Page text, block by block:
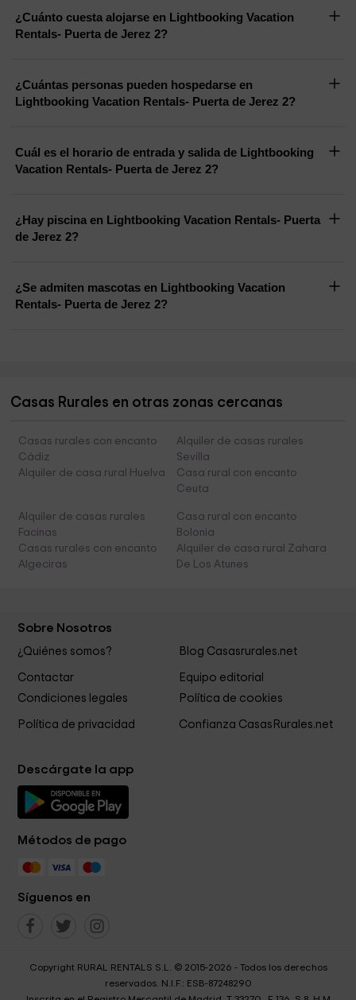
¿Cuánto cuesta alojarse en Lightbooking Vacation
Rentals- Puerta de Jerez 2?
¿Cuántas personas pueden hospedarse en
Lightbooking Vacation Rentals- Puerta de Jerez 2?
Cuál es el horario de entrada y salida de Lightbooking
Vacation Rentals- Puerta de Jerez 2?
¿Hay piscina en Lightbooking Vacation Rentals- Puerta
de Jerez 2?
¿Se admiten mascotas en Lightbooking Vacation
Rentals- Puerta de Jerez 2?
Casas Rurales en otras zonas cercanas
Casas rurales con encanto
Cádiz
Alquiler de casas rurales
Sevilla
Alquiler de casa rural Huelva
Casa rural con encanto
Ceuta
Alquiler de casas rurales
Facinas
Casa rural con encanto
Bolonia
Casas rurales con encanto
Algeciras
Alquiler de casa rural Zahara
De Los Atunes
Sobre Nosotros
¿Quiénes somos? Blog Casasrurales.net
Contactar
Equipo editorial
Condiciones legales
Política de cookies
Política de privacidad Confianza CasasRurales.net
Descárgate la app
Métodos de pago
Síguenos en
Copyright RURAL RENTALS S.L. © 2015-2026 - Todos los derechos
reservados. N.I.F.: ESB-87248290